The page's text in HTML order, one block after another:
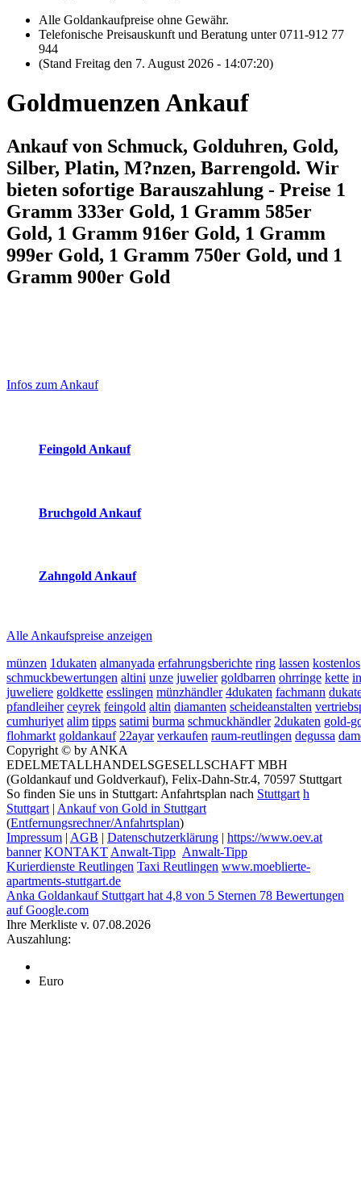
Alle Goldankaufpreise ohne Gewähr.
Telefonische Preisauskunft und Beratung unter 0711-912 77
944
(Stand Freitag den 7. August 2026 - 14:07:20)
Goldmuenzen Ankauf
Ankauf von Schmuck, Golduhren, Gold,
Silber, Platin, M?nzen, Barrengold. Wir
bieten sofortige Barauszahlung - Preise 1
Gramm 333er Gold, 1 Gramm 585er
Gold, 1 Gramm 916er Gold, 1 Gramm
999er Gold, 1 Gramm 750er Gold, und 1
Gramm 900er Gold
Sidebar
Infos zum Ankauf
Feingold Ankauf
Bruchgold Ankauf
Zahngold Ankauf
Alle Ankaufspreise anzeigen
münzen 1dukaten almanyada erfahrungsberichte ring lassen kostenlos
schmuckbewertungen altini unze juwelier goldbarren ohrringe kette
juweliere goldkette esslingen münzhändler 4dukaten fachmann
pfandleiher ceyrek feingold altin diamanten scheideanstalten
cumhuriyet alim tipps satimi burma schmuckhändler 2dukaten gold-
flohmarkt goldankauf 22ayar verkaufen raum-reutlingen degussa
Copyright © by ANKA
EDELMETALLHANDELSGESELLSCHAFT MBH
(Goldankauf und Goldverkauf), Felix-Dahn-Str.4, 70597 Stuttgart
So finden Sie uns in Stuttgart: Anfahrtsplan nach Stuttgart h
Stuttgart | Ankauf von Gold in Stuttgart
(Entfernungsrechner/Anfahrtsplan)
Impressum | AGB | Datenschutzerklärung | https://www.oev.at
banner KONTAKT Anwalt-Tipp Anwalt-Tipp
Kurierdienste Reutlingen Taxi Reutlingen www.moeblierte-
apartments-stuttgart.de
Anka Goldankauf Stuttgart hat 4,8 von 5 Sternen 78 Bewertungen
auf Google.com
Ihre Merkliste v. 07.08.2026
Auszahlung:
Euro